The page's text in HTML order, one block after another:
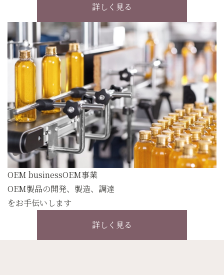
詳しく見る
OEM businessOEM事業
OEM製品の開発、製造、調達
をお手伝いします
詳しく見る